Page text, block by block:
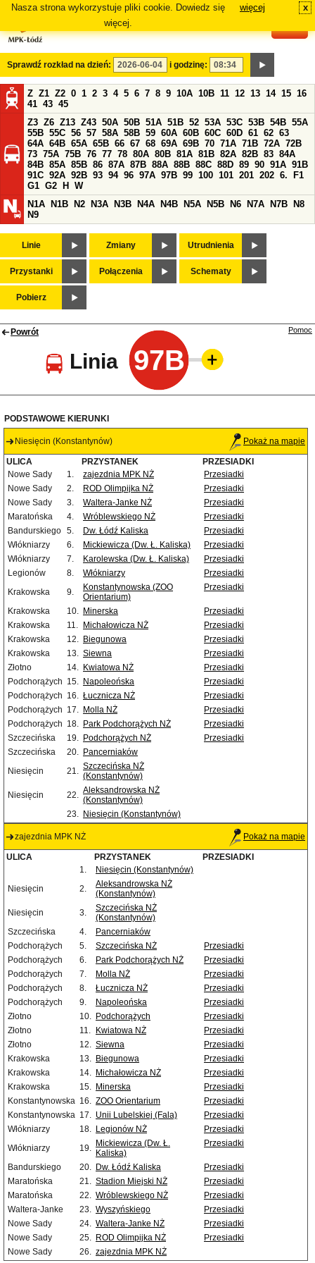
Nasza strona wykorzystuje pliki cookie. Dowiedz się
więcej.
więcej x
Sprawdź rozkład na dzień: i godzinę:
Z Z1 Z2 0 1 2 3 4 5 6 7 8 9 10A 10B 11 12 13 14 15 16
41 43 45
Z3 Z6 Z13 Z43 50A 50B 51A 51B 52 53A 53C 53B 54B 55A
55B 55C 56 57 58A 58B 59 60A 60B 60C 60D 61 62 63
64A 64B 65A 65B 66 67 68 69A 69B 70 71A 71B 72A 72B
73 75A 75B 76 77 78 80A 80B 81A 81B 82A 82B 83 84A
84B 85A 85B 86 87A 87B 88A 88B 88C 88D 89 90 91A 91B
91C 92A 92B 93 94 96 97A 97B 99 100 101 201 202 6.
F1
G1 G2 H
W
N1A
N1B N2 N3A N3B N4A N4B N5A N5B N6 N7A N7B
N8
N9
Linie Zmiany Utrudnienia
Przystanki Połączenia Schematy
Pobierz
Powrót
Linia 97B
Pomoc
PODSTAWOWE KIERUNKI
Niesięcin (Konstantynów) Pokaż na mapie
ULICA PRZYSTANEK
PRZESIADKI
Nowe Sady
1. zajezdnia MPK NŻ
Przesiadki
Nowe Sady
2. ROD Olimpijka NŻ
Przesiadki
Nowe Sady
3. Waltera-Janke NŻ
Przesiadki
Maratońska
4. Wróblewskiego NŻ
Przesiadki
Bandurskiego 5. Dw. Łódź Kaliska
Przesiadki
Włókniarzy
6. Mickiewicza (Dw. Ł. Kaliska)
Przesiadki
Włókniarzy
7. Karolewska (Dw. Ł. Kaliska)
Przesiadki
Legionów
8. Włókniarzy
Przesiadki
Krakowska
9.
Konstantynowska (ZOO
Orientarium)
Przesiadki
Krakowska 10. Minerska
Przesiadki
Krakowska
11. Michałowicza NŻ
Przesiadki
Krakowska
12. Biegunowa
Przesiadki
Krakowska
13. Siewna
Przesiadki
Złotno
14. Kwiatowa NŻ
Przesiadki
Podchorążych 15. Napoleońska
Przesiadki
Podchorążych 16. Łucznicza NŻ
Przesiadki
Podchorążych 17. Molla NŻ
Przesiadki
Podchorążych 18. Park Podchorążych NŻ
Przesiadki
Szczecińska
19. Podchorążych NŻ
Przesiadki
Szczecińska
20. Pancerniaków
Niesięcin
21. Szczecińska NŻ
(Konstantynów)
Niesięcin
22. Aleksandrowska NŻ
(Konstantynów)
23. Niesięcin (Konstantynów)
zajezdnia MPK NŻ Pokaż na mapie
ULICA PRZYSTANEK
PRZESIADKI
1.
Niesięcin (Konstantynów)
Niesięcin
2.
Aleksandrowska NŻ
(Konstantynów)
Niesięcin
3.
Szczecińska NŻ
(Konstantynów)
Szczecińska
4.
Pancerniaków
Podchorążych
5. Szczecińska NŻ
Przesiadki
Podchorążych
6. Park Podchorążych NŻ
Przesiadki
Podchorążych
7. Molla NŻ
Przesiadki
Podchorążych
8. Łucznicza NŻ
Przesiadki
Podchorążych
9. Napoleońska
Przesiadki
Złotno
10. Podchorążych
Przesiadki
Złotno
11. Kwiatowa NŻ
Przesiadki
Złotno
12. Siewna
Przesiadki
Krakowska
13. Biegunowa
Przesiadki
Krakowska
14. Michałowicza NŻ
Przesiadki
Krakowska
15. Minerska
Przesiadki
Konstantynowska 16. ZOO Orientarium
Przesiadki
Konstantynowska 17. Unii Lubelskiej (Fala)
Przesiadki
Włókniarzy
18. Legionów NŻ
Przesiadki
Włókniarzy
19. Mickiewicza (Dw. Ł.
Kaliska)
Przesiadki
Bandurskiego 20. Dw. Łódź Kaliska
Przesiadki
Maratońska
21. Stadion Miejski NŻ
Przesiadki
Maratońska
22. Wróblewskiego NŻ
Przesiadki
Waltera-Janke
23. Wyszyńskiego
Przesiadki
Nowe Sady
24. Waltera-Janke NŻ
Przesiadki
Nowe Sady
25. ROD Olimpijka NŻ
Przesiadki
Nowe Sady
26. zajezdnia MPK NŻ